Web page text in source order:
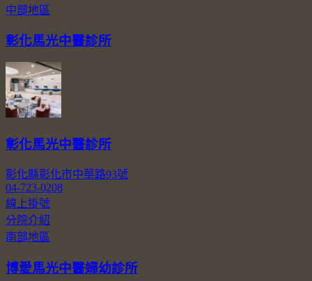
中部地區
彰化馬光中醫診所
彰化馬光中醫診所
彰化縣彰化市中華路93號
04-723-0208
線上掛號
分院介紹
南部地區
博愛馬光中醫婦幼診所